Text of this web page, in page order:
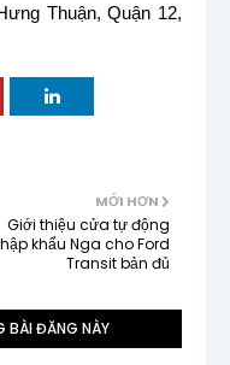
Thuận, Quận 12,
MỚI HƠN
Giới thiệu cửa tự động
khẩu Nga cho Ford
Transit bản đủ
BÀI ĐĂNG NÀY